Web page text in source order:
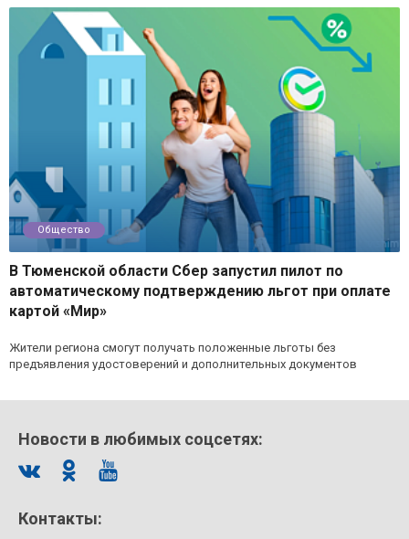
Общество
В Тюменской области Сбер запустил пилот по
автоматическому подтверждению льгот при оплате
картой «Мир»
Жители региона смогут получать положенные льготы без
предъявления удостоверений и дополнительных документов
Новости в любимых соцсетях:
Контакты: